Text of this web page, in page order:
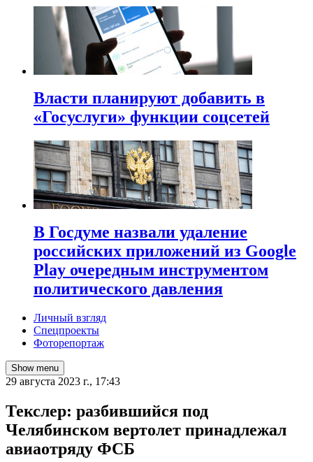
Власти планируют добавить в
«Госуслуги» функции соцсетей
В Госдуме назвали удаление
российских приложений из Google
Play очередным инструментом
политического давления
Личный взгляд
Спецпроекты
Фоторепортаж
Show menu
29 августа 2023 г., 17:43
Текслер: разбившийся под
Челябинском вертолет принадлежал
авиаотряду ФСБ